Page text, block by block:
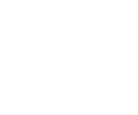
in a Young Patient